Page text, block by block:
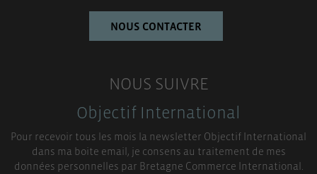
NOUS CONTACTER
NOUS SUIVRE
Objectif International
Pour recevoir tous les mois la newsletter Objectif International
dans ma boite email, je consens au traitement de mes
données personnelles par Bretagne Commerce International.